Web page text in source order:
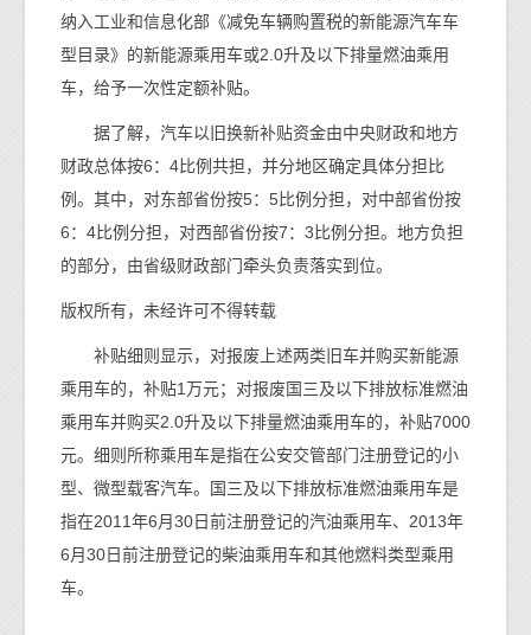
纳入工业和信息化部《减免车辆购置税的新能源汽车车
型目录》的新能源乘用车或2.0升及以下排量燃油乘用
车，给予一次性定额补贴。
据了解，汽车以旧换新补贴资金由中央财政和地方
财政总体按6：4比例共担，并分地区确定具体分担比
例。其中，对东部省份按5：5比例分担，对中部省份按
6：4比例分担，对西部省份按7：3比例分担。地方负担
的部分，由省级财政部门牵头负责落实到位。
版权所有，未经许可不得转载
补贴细则显示，对报废上述两类旧车并购买新能源
乘用车的，补贴1万元；对报废国三及以下排放标准燃油
乘用车并购买2.0升及以下排量燃油乘用车的，补贴7000
元。细则所称乘用车是指在公安交管部门注册登记的小
型、微型载客汽车。国三及以下排放标准燃油乘用车是
指在2011年6月30日前注册登记的汽油乘用车、2013年
6月30日前注册登记的柴油乘用车和其他燃料类型乘用
车。